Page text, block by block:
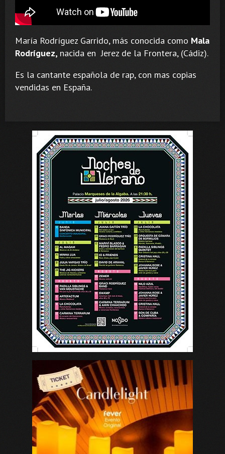
María Rodríguez Garrido, más conocida como Mala
Rodríguez, nacida en Jerez de la Frontera, (Cádiz).
​Es la cantante española de rap, con mas copias
vendidas en España.